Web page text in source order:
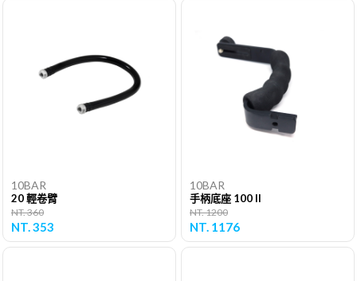
10BAR
20 輕卷臂
NT. 360
NT. 353
10BAR
手柄底座 100 II
NT. 1200
NT. 1176